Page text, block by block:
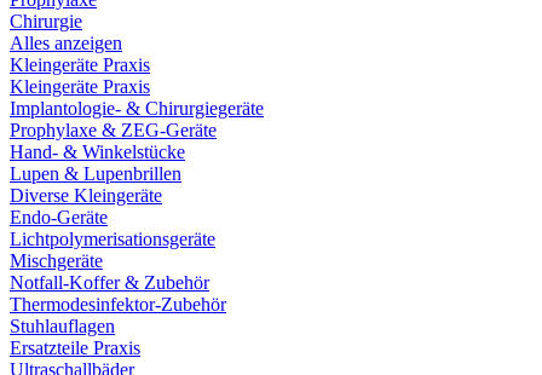
Chirurgie
Alles anzeigen
Kleingeräte Praxis
Kleingeräte Praxis
Implantologie- & Chirurgiegeräte
Prophylaxe & ZEG-Geräte
Hand- & Winkelstücke
Lupen & Lupenbrillen
Diverse Kleingeräte
Endo-Geräte
Lichtpolymerisationsgeräte
Mischgeräte
Notfall-Koffer & Zubehör
Thermodesinfektor-Zubehör
Stuhlauflagen
Ersatzteile Praxis
Ultraschallbäder